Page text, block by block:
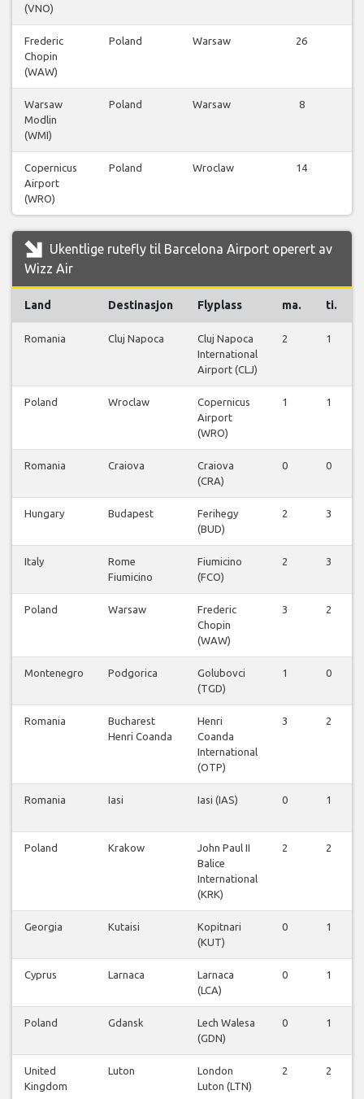
(VNO)
Frederic
Chopin
(WAW)
Poland Warsaw
26
Warsaw
Modlin
(WMI)
Poland Warsaw
8
Copernicus
Airport
(WRO)
Poland Wroclaw
14
Ukentlige rutefly til Barcelona Airport operert av
Wizz Air
Land Destinasjon Flyplass ma. ti.
Romania Cluj Napoca
Cluj Napoca
International
Airport (CLJ)
2 1
Poland Wroclaw
Copernicus
Airport
(WRO)
1 1
Romania Craiova
Craiova
(CRA)
0 0
Hungary Budapest
Ferihegy
(BUD)
2 3
Italy
Rome
Fiumicino
Fiumicino
(FCO)
2 3
Poland Warsaw
Frederic
Chopin
(WAW)
3 2
Montenegro Podgorica
Golubovci
(TGD)
1 0
Romania
Bucharest
Henri Coanda
Henri
Coanda
International
(OTP)
3 2
Romania Iasi Iasi (IAS) 0 1
Poland Krakow
John Paul II
Balice
International
(KRK)
2 2
Georgia Kutaisi
Kopitnari
(KUT)
0 1
Cyprus Larnaca
Larnaca
(LCA)
0 1
Poland Gdansk
Lech Walesa
(GDN)
0 1
United
Kingdom
Luton
London
Luton (LTN)
2 2